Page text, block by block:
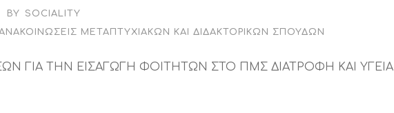
BY
SOCIALITY
ΜΕΤΑΠΤΥΧΙΑΚΏΝ ΚΑΙ ΔΙΔΑΚΤΟΡΙΚΏΝ ΣΠΟΥΔΏΝ
ΓΙΑ ΤΗΝ ΕΙΣΑΓΩΓΗ ΦΟΙΤΗΤΩΝ ΣΤΟ ΠΜΣ ΔΙΑΤΡΟΦΗ ΚΑΙ ΥΓΕΙΑ